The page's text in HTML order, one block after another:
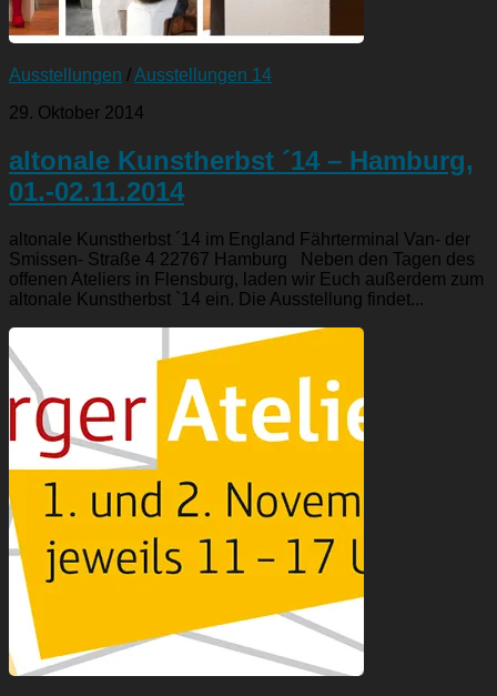
Ausstellungen /Ausstellungen 14
29. Oktober 2014
altonale Kunstherbst ´14 – Hamburg,
01.-02.11.2014
altonale Kunstherbst ´14 im England Fährterminal Van- der
Smissen- Straße 4 22767 Hamburg Neben den Tagen des
offenen Ateliers in Flensburg, laden wir Euch außerdem zum
altonale Kunstherbst `14 ein. Die Ausstellung findet...